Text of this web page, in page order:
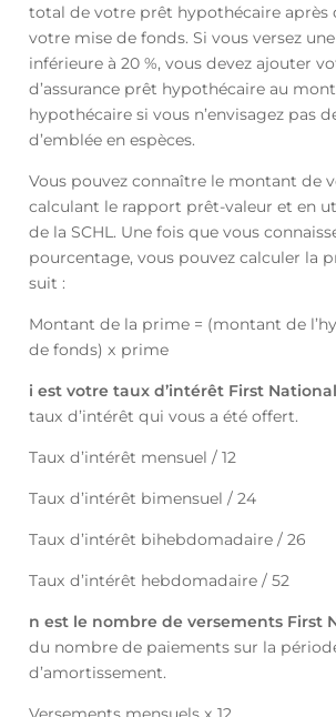
total de votre prêt hypothécaire après
votre mise de fonds. Si vous versez
inférieure à 20 %, vous devez ajouter
d’assurance prêt hypothécaire au
hypothécaire si vous n’envisagez pas
d’emblée en espèces.
Vous pouvez connaître le montant de
calculant le rapport prêt-valeur et en
de la SCHL. Une fois que vous
pourcentage, vous pouvez calculer la
suit :
Montant de la prime = (montant de
de fonds) x prime
i est votre taux d’intérêt First National
taux d’intérêt qui vous a été offert.
Taux d’intérêt mensuel / 12
Taux d’intérêt bimensuel / 24
Taux d’intérêt bihebdomadaire / 26
Taux d’intérêt hebdomadaire / 52
n est le nombre de versements First
du nombre de paiements sur la
d’amortissement.